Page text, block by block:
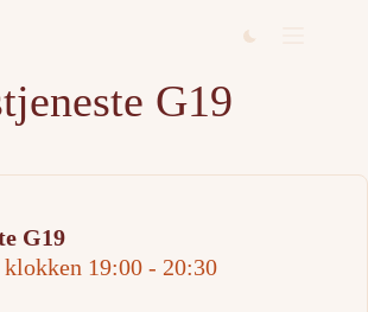
G19
G19
klokken 19:00 - 20:30